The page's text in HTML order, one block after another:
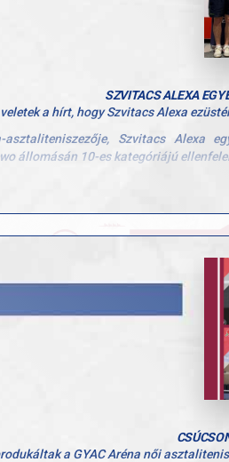
SZVITACS ALEXA
a hírt, hogy Szvitacs Alexa
Szvitacs Alexa
állomásán 10-es kategóriájú
Vigh Zsoltnak, a Győri
a GYAC Aréna női